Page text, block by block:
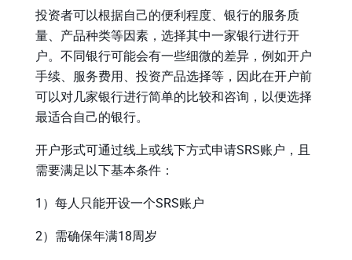
投资者可以根据自己的便利程度、银行的服务质
量、产品种类等因素，选择其中一家银行进行开
户。不同银行可能会有一些细微的差异，例如开户
手续、服务费用、投资产品选择等，因此在开户前
可以对几家银行进行简单的比较和咨询，以便选择
最适合自己的银行。
开户形式可通过线上或线下方式申请SRS账户，且
需要满足以下基本条件：
1）每人只能开设一个SRS账户
2）需确保年满18周岁